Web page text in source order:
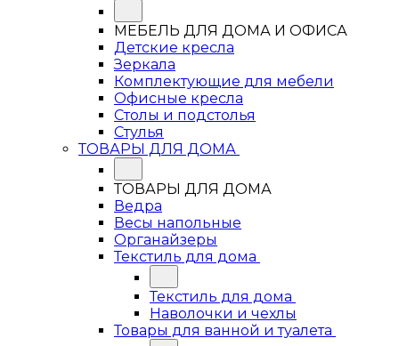
МЕБЕЛЬ ДЛЯ ДОМА И ОФИСА
Детские кресла
Зеркала
Комплектующие для мебели
Офисные кресла
Столы и подстолья
Стулья
ТОВАРЫ ДЛЯ ДОМА
ТОВАРЫ ДЛЯ ДОМА
Ведра
Весы напольные
Органайзеры
Текстиль для дома
Текстиль для дома
Наволочки и чехлы
Товары для ванной и туалета